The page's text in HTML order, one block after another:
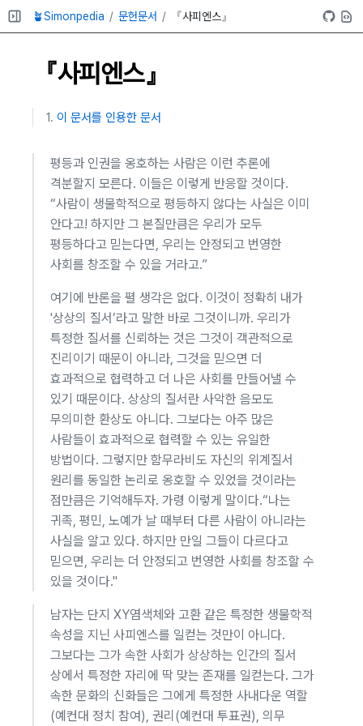
🪴Simonpedia 문헌문서 『사피엔스』
『사피엔스』
이 문서를 인용한 문서
평등과 인권을 옹호하는 사람은 이런 추론에
격분할지 모른다. 이들은 이렇게 반응할 것이다.
“사람이 생물학적으로 평등하지 않다는 사실은 이미
안다고! 하지만 그 본질만큼은 우리가 모두
평등하다고 믿는다면, 우리는 안정되고 번영한
사회를 창조할 수 있을 거라고.”
여기에 반론을 펼 생각은 없다. 이것이 정확히 내가
'상상의 질서’라고 말한 바로 그것이니까. 우리가
특정한 질서를 신뢰하는 것은 그것이 객관적으로
진리이기 때문이 아니라, 그것을 믿으면 더
효과적으로 협력하고 더 나은 사회를 만들어낼 수
있기 때문이다. 상상의 질서란 사악한 음모도
무의미한 환상도 아니다. 그보다는 아주 많은
사람들이 효과적으로 협력할 수 있는 유일한
방법이다. 그렇지만 함무라비도 자신의 위계질서
원리를 동일한 논리로 옹호할 수 있었을 것이라는
점만큼은 기억해두자. 가령 이렇게 말이다.“나는
귀족, 평민, 노예가 날 때부터 다른 사람이 아니라는
사실을 알고 있다. 하지만 만일 그들이 다르다고
믿으면, 우리는 더 안정되고 번영한 사회를 창조할 수
있을 것이다."
남자는 단지 XY염색체와 고환 같은 특정한 생물학적
속성을 지닌 사피엔스를 일컫는 것만이 아니다.
그보다는 그가 속한 사회가 상상하는 인간의 질서
상에서 특정한 자리에 딱 맞는 존재를 일컫는다. 그가
속한 문화의 신화들은 그에게 특정한 사내다운 역할
(예컨대 정치 참여), 권리(예컨대 투표권), 의무